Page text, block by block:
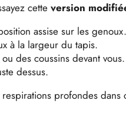
cetteversion
assise sur les genoux.
à la largeur du tapis.
des coussins devant vous.
dessus.
profondes dans